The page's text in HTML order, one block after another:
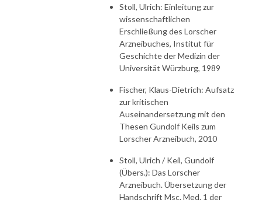
Stoll, Ulrich: Einleitung zur
wissenschaftlichen
Erschließung des Lorscher
Arzneibuches, Institut für
Geschichte der Medizin der
Universität Würzburg, 1989
Fischer, Klaus-Dietrich: Aufsatz
zur kritischen
Auseinandersetzung mit den
Thesen Gundolf Keils zum
Lorscher Arzneibuch, 2010
Stoll, Ulrich / Keil, Gundolf
(Übers.): Das Lorscher
Arzneibuch. Übersetzung der
Handschrift Msc. Med. 1 der